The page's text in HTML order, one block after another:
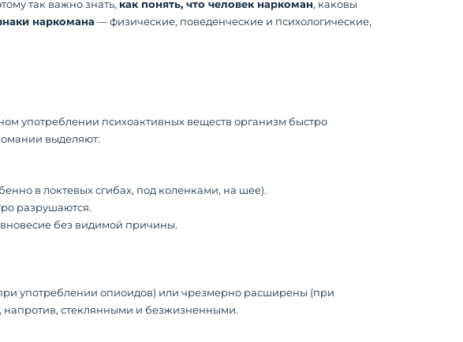
так важно знать, как понять, что человек наркоман, каковы
наркомана — физические, поведенческие и психологические,
употреблении психоактивных веществ организм быстро
выделяют:
в локтевых сгибах, под коленками, на шее).
разрушаются.
без видимой причины.
употреблении опиоидов) или чрезмерно расширены (при
стеклянными и безжизненными.